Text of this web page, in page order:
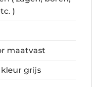
)
maatvast
grijs